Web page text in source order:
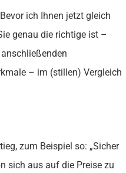
ich Ihnen jetzt gleich
genau die richtige ist –
– im (stillen) Vergleich
zum Beispiel so: „Sicher
sich aus auf die Preise zu